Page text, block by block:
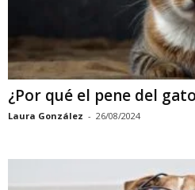
¿Por qué el pene del
Laura González - 26/08/2024